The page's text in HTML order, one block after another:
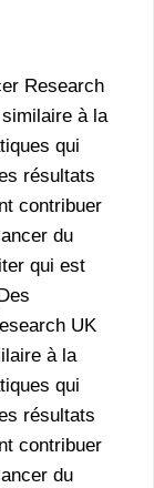
Research
à la
qui
résultats
contribuer
du
qui est
UK
à la
qui
résultats
contribuer
du